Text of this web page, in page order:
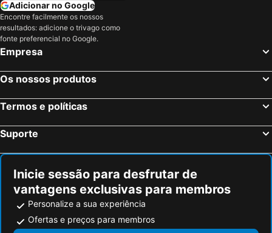
Adicionar no Google
Encontre facilmente os nossos
resultados: adicione o trivago como
fonte preferencial no Google.
Empresa
Os nossos produtos
Termos e políticas
Suporte
Inicie sessão para desfrutar de
vantagens exclusivas para membros
Personalize a sua experiência
Ofertas e preços para membros